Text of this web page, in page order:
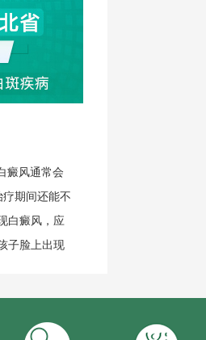
癜风通常会
期间还能不
白癜风，应
子脸上出现